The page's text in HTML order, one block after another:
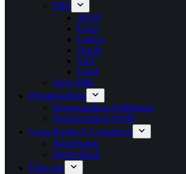
ERP
AFAS
Exact
Logic4
Oracle
SAP
Unit4
Nach Maß
Preisgestaltung
Preisgestaltung Fulfillment
Preisgestaltung WMS
Cross Border E-Commerce
Niederlande
Deutschland
Über-uns